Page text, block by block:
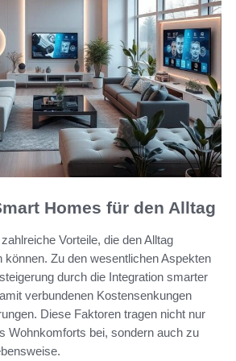
Homes für den Alltag
Vorteile, die den Alltag
können. Zu den wesentlichen Aspekten
durch die Integration smarter
verbundenen Kostensenkungen
Diese Faktoren tragen nicht nur
Wohnkomforts bei, sondern auch zu